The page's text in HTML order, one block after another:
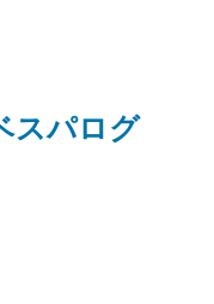
スパログ